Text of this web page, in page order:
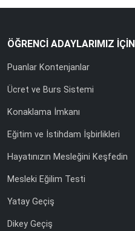
ÖĞRENCİ ADAYLARIMIZ İÇİN
Puanlar Kontenjanlar
Ücret ve Burs Sistemi
Konaklama İmkanı
Eğitim ve İstihdam İşbirlikleri
Hayatınızın Mesleğini Keşfedin
Mesleki Eğilim Testi
Yatay Geçiş
Dikey Geçiş